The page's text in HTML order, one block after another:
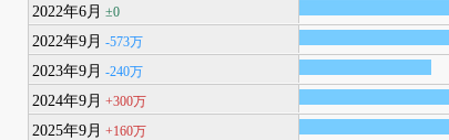
2022年6月±0
2022年9月-573万
2023年9月-240万
2024年9月+300万
2025年9月+160万